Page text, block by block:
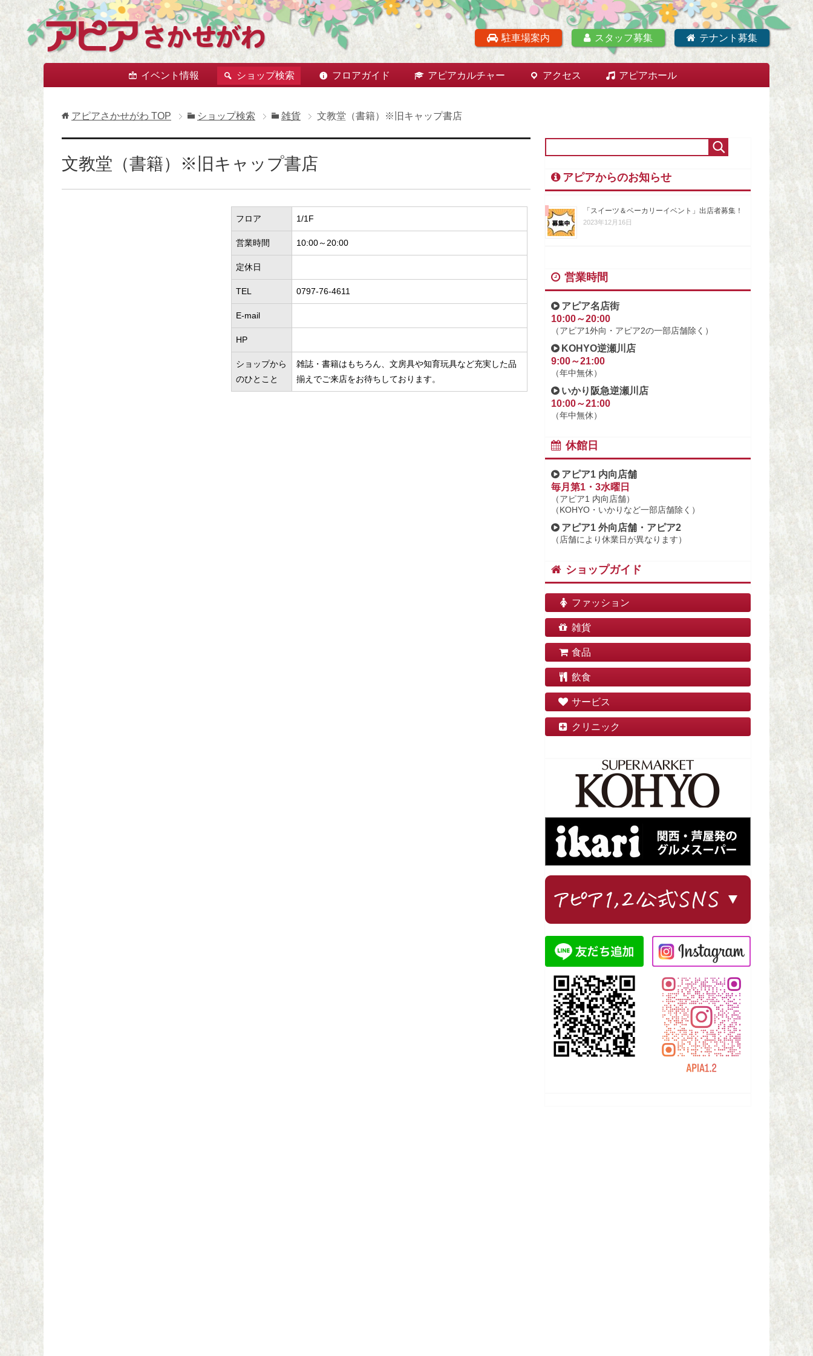
駐車場案内 スタッフ募集 テナント募集
イベント情報 ショップ検索 フロアガイド アピアカルチャー アクセス アピアホール
アピアさかせがわ TOP ショップ検索 雑貨 文教堂（書籍）※旧キャップ書店
文教堂（書籍）※旧キャップ書店
フロア 1/1F
営業時間 10:00～20:00
定休日
TEL 0797-76-4611
E-mail
HP
ショップから
のひとこと
雑誌・書籍はもちろん、文房具や知育玩具など充実した品
揃えでご来店をお待ちしております。
アピアからのお知らせ
「スイーツ＆ベーカリーイベント」出店者募集！
2023年12月16日
営業時間
アピア名店街
10:00～20:00
（アピア1外向・アピア2の一部店舗除く）
KOHYO逆瀬川店
9:00～21:00
（年中無休）
いかり阪急逆瀬川店
10:00～21:00
（年中無休）
休館日
アピア1 内向店舗
毎月第1・3水曜日
（アピア1 内向店舗）
（KOHYO・いかりなど一部店舗除く）
アピア1 外向店舗・アピア2
（店舗により休業日が異なります）
ショップガイド
ファッション
雑貨
食品
飲食
サービス
クリニック